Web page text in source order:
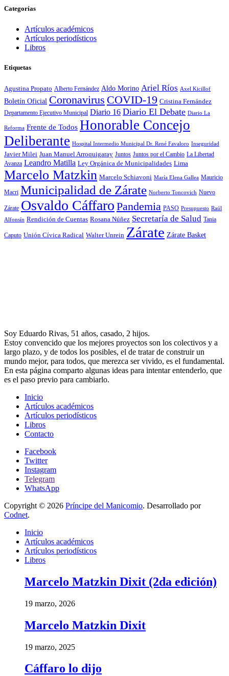
Categorías
Artículos académicos
Artículos periodísticos
Libros
Etiquetas
Agustina Propato Alberto Fernández Aldo Morino Ariel Ríos Axel Kicillof
Boletín Oficial Coronavirus COVID-19 Cristina Fernández
Departamento Ejecutivo Municipal Diario 16 Diario El Debate Diario La
Reforma Frente de Todos Honorable Concejo
Deliberante Hospital Intermedio Municipal Dr. René Favaloro Inseguridad
Javier Milei Juan Manuel Arroquigaray Juntos Juntos por el Cambio La Libertad
Avanza Leandro Matilla Ley Orgánica de Municipalidades Lima
Marcelo Matzkin Marcelo Schiavoni María Elena Gallea Mauricio
Macri Municipalidad de Zárate Norberto Toncovich Nuevo
Zárate Osvaldo Cáffaro Pandemia PASO Presupuesto Raúl
Alfonsín Rendición de Cuentas Rosana Núñez Secretaría de Salud Tania
Caputo Unión Cívica Radical Walter Unrein Zárate Zárate Basket
Soy Eduardo Rivas, 51 años, casado, 2 hijos.
Estoy convencido que los mejores proyectos son los colectivos y a
largo plazo, y de todos los posibles, el de tratar de construir un
mundo mejor, para todos, que merezca ser vivido, es el fundamental.
En esta página comparto algunas ideas para intentar entenderlo, que
es el paso previo para cambiarlo.
Inicio
Artículos académicos
Artículos periodísticos
Libros
Contacto
Facebook
Twitter
Instagram
Telegram
WhatsApp
Copyright © 2026 Príncipe del Manicomio. Desarrollado por
Codnet.
Inicio
Artículos académicos
Artículos periodísticos
Libros
Marcelo Matzkin Dixit (2da edición)
19 marzo, 2026
Marcelo Matzkin Dixit
19 marzo, 2025
Cáffaro lo dijo